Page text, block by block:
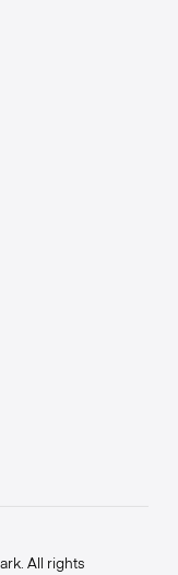
All rights